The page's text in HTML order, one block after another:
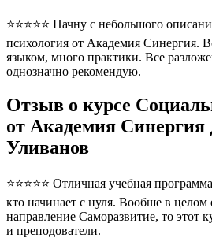
⭐⭐⭐⭐⭐ Начну с небольшого
психология от Академия Синергия.
языком, много практики. Все
однозначно рекомендую.
Отзыв о курсе
от Академия
Уливанов
⭐⭐⭐⭐⭐ Отличная учебная
кто начинает с нуля. Вообше в
направление Саморазвитие, то этот
и преподователи.